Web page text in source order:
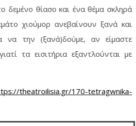
δεμένο θίασο και ένα θέμα σκληρά
χιούμορ ανεβαίνουν ξανά και
να την (ξανά)δούμε, αν είμαστε
τα εισιτήρια εξαντλούνται με
theatroilisia.gr/170-tetragwnika-